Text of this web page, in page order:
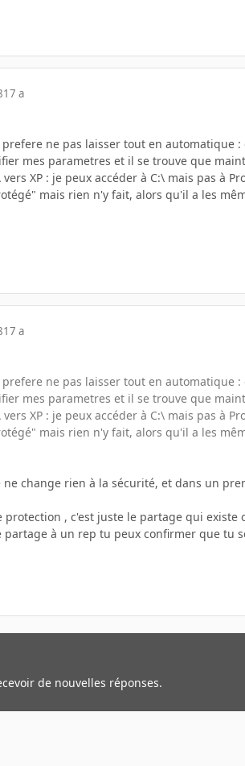
17 a
ne pas laisser tout en automatique
mes parametres et il se trouve que
vers XP : je peux accéder à C:\ mais pas à
mais rien n'y fait, alors qu'il a les
17 a
ne pas laisser tout en automatique
mes parametres et il se trouve que
vers XP : je peux accéder à C:\ mais pas à
mais rien n'y fait, alors qu'il a les
change rien à la sécurité, et dans un
protection , c'est juste le partage qui existe
partage à un rep tu peux confirmer que tu
de nouvelles réponses.